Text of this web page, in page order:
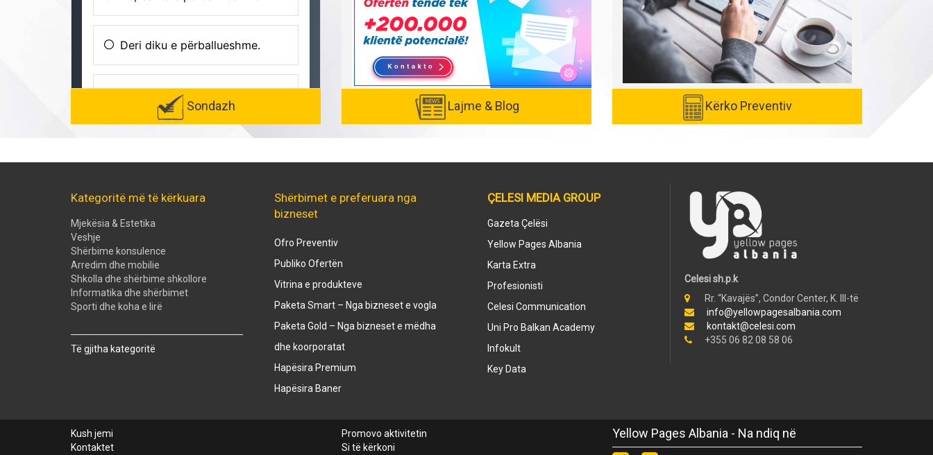
Sondazh Lajme & Blog Kërko Preventiv
Kategoritë më të kërkuara
Mjekësia & Estetika
Veshje
Shërbime konsulence
Arredim dhe mobilie
Shkolla dhe shërbime shkollore
Informatika dhe shërbimet
Sporti dhe koha e lirë
Të gjitha kategoritë
Shërbimet e preferuara nga
bizneset
Ofro Preventiv
Publiko Ofertën
Vitrina e produkteve
Paketa Smart – Nga bizneset e vogla
Paketa Gold – Nga bizneset e mëdha
dhe koorporatat
Hapësira Premium
Hapësira Baner
ÇELESI MEDIA GROUP
Gazeta Çelësi
Yellow Pages Albania
Karta Extra
Profesionisti
Celesi Communication
Uni Pro Balkan Academy
Infokult
Key Data
Celesi sh.p.k
Rr. “Kavajës”, Condor Center, K. III-të
info@yellowpagesalbania.com
kontakt@celesi.com
+355 06 82 08 58 06
Kush jemi
Kontaktet
Promovo aktivitetin
Si të kërkoni
Yellow Pages Albania - Na ndiq në